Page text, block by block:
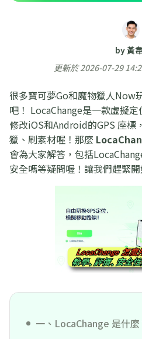
by 黃
更新於 2026-07-29
很多寶可夢Go和魔物獵人Now
吧！ LocaChange是一款虛擬
修改iOS和Android的GPS 座標
獵、刷素材喔！那麼
會為大家解答，包括
安全嗎等疑問喔！讓我們趕緊開
一、LocaChange 是什麼